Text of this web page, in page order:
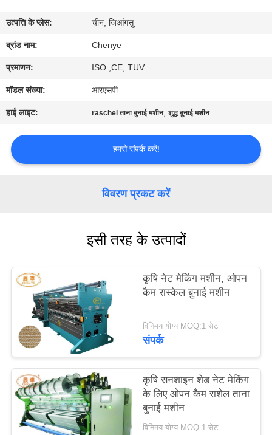
नियंत्रण
हमसे
संपर्क
करें
एक
उद्धरण
साइटमैप
गोपनीयता
नीति
उत्पत्ति के प्लेस: चीन, जिआंगसु
ब्रांड नाम: Chenye
प्रमाणन: ISO ,CE, TUV
मॉडल संख्या: आरएसपी
हाई लाइट: raschel ताना बुनाई मशीन,शुद्ध बुनाई मशीन
हमसे संपर्क करें!
विवरण प्रकट करें
इसी तरह के उत्पादों
कृषि नेट मेकिंग मशीन, ओपन
कैम रास्केल बुनाई मशीन
विनिमय योग्य MOQ:1 सेट
संपर्क
कृषि सनशाइन शेड नेट मेकिंग
के लिए ओपन कैम राशेल ताना
बुनाई मशीन
विनिमय योग्य MOQ:1 सेट